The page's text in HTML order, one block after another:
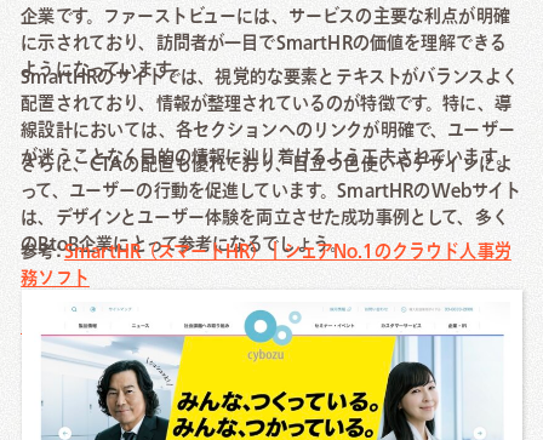
企業です。ファーストビューには、サービスの主要な利点が明確
に示されており、訪問者が一目でSmartHRの価値を理解できる
ようになっています。
SmartHRのサイトでは、視覚的な要素とテキストがバランスよく
配置されており、情報が整理されているのが特徴です。特に、導
線設計においては、各セクションへのリンクが明確で、ユーザー
が迷うことなく目的の情報に辿り着けるよう工夫されています。
さらに、CTAの配置も優れており、目立つ色使いやデザインによ
って、ユーザーの行動を促進しています。SmartHRのWebサイト
は、デザインとユーザー体験を両立させた成功事例として、多く
のBtoB企業にとって参考になるでしょう。
参考:SmartHR（スマートHR）｜シェアNo.1のクラウド人事労
務ソフト
サイボウズ（Cybozu）